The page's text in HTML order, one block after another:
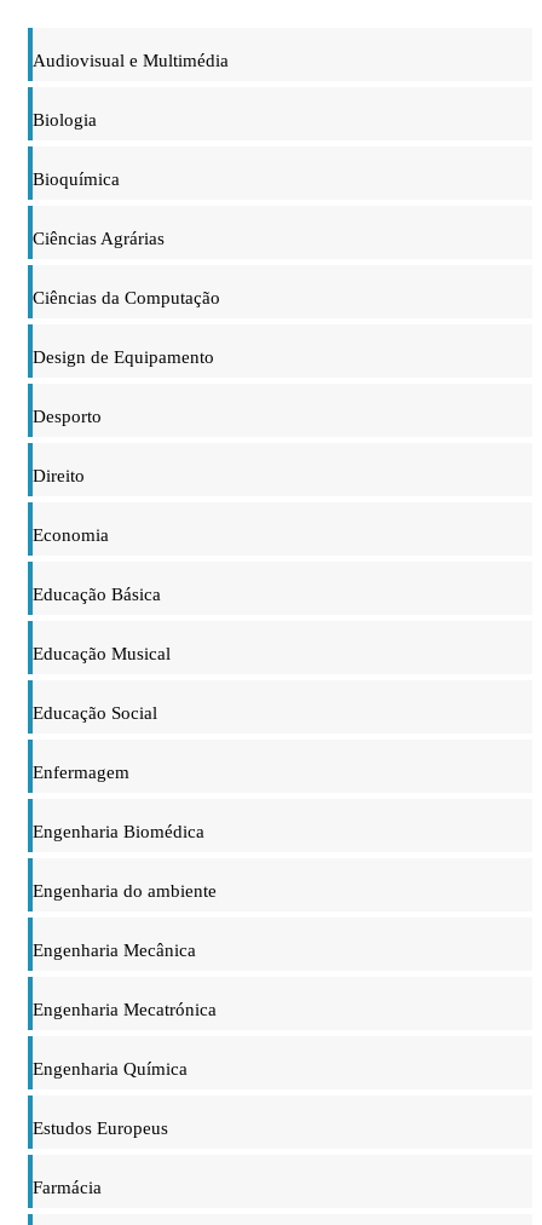
Audiovisual e Multimédia
Biologia
Bioquímica
Ciências Agrárias
Ciências da Computação
Design de Equipamento
Desporto
Direito
Economia
Educação Básica
Educação Musical
Educação Social
Enfermagem
Engenharia Biomédica
Engenharia do ambiente
Engenharia Mecânica
Engenharia Mecatrónica
Engenharia Química
Estudos Europeus
Farmácia